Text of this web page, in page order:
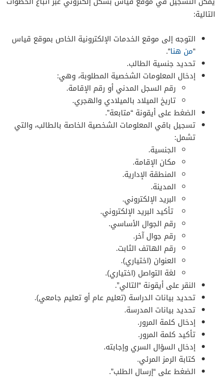
التالية:
التوجه إلى موقع الخدمات الإلكترونية الخاص بموقع قياس
“من هنا“.
تحديد جنسية الطالب.
إدخال المعلومات الشخصية المطلوبة، وهي:
رقم السجل المدني أو رقم الإقامة.
تاريخ الميلاد بالميلادي والهجري.
الضغط على أيقونة “متابعة”.
تسجيل باقي المعلومات الشخصية الخاصة بالطالب، والتي
تشمل:
الجنسية.
مكان الإقامة.
المنطقة الإدارية.
المدينة.
البريد الإلكتروني.
تأكيد البريد الإلكتروني.
رقم الجوال الأساسي.
رقم جوال آخر.
رقم الهاتف الثابت.
العنوان (اختياري).
لغة التواصل (اختياري).
النقر على أيقونة “التالي”.
تحديد بيانات الدراسة (تعليم عام أو تعليم جامعي).
تحديد بيانات المدرسة.
إدخال كلمة المرور.
تأكيد كلمة المرور.
إدخال السؤال السري وإجابته.
كتابة الرمز المرئي.
الضغط على “إرسال الطلب”.